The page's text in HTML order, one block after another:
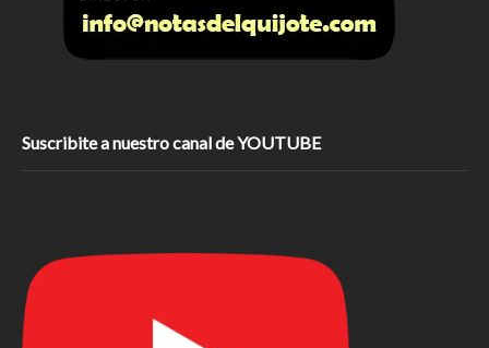
Suscribite a nuestro canal de YOUTUBE